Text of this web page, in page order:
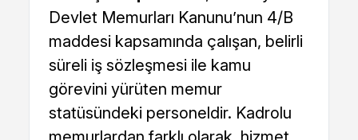
Devlet Memurları Kanunu’nun 4/B
maddesi kapsamında çalışan, belirli
süreli iş sözleşmesi ile kamu
görevini yürüten memur
statüsündeki personeldir. Kadrolu